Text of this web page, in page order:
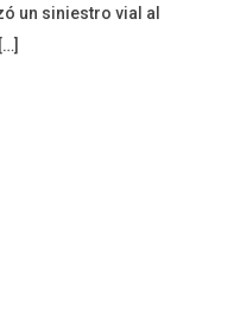
un siniestro vial al